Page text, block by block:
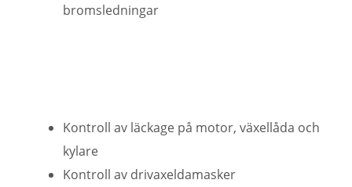
bromsledningar
Kontroll av läckage på motor, växellåda och
kylare
Kontroll av drivaxeldamasker